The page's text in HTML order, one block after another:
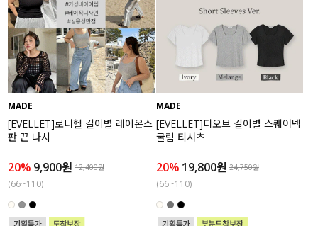
MADE
[EVELLET]로니헬 길이별 레이온스
판 끈 나시
20% 9,900원 12,400원
(66~110)
MADE
[EVELLET]디오브 길이별 스퀘어넥
굴림 티셔츠
20% 19,800원 24,750원
(66~110)